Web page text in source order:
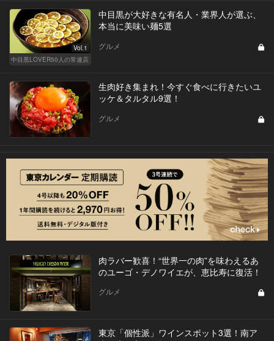
Vol.1
中目黒LOVER50人の常連店
中目黒が大好きな有名人・業界人が選ぶ、
本当に美味い麺5選
グルメ
生肉好き集まれ！今すぐ食べに行きたいユ
ッケ＆タルタル9選！
グルメ
肉ラバー歓喜！“世界一の肉”を味わえるあ
のユーゴ・デノワイエが、恵比寿に復活！
グルメ
東京「個性派」ワインスポット3選！南ア